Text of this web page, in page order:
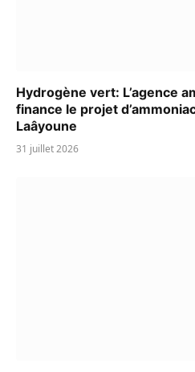
Hydrogène vert: L’agence
finance le projet
Laâyoune
31 juillet 2026